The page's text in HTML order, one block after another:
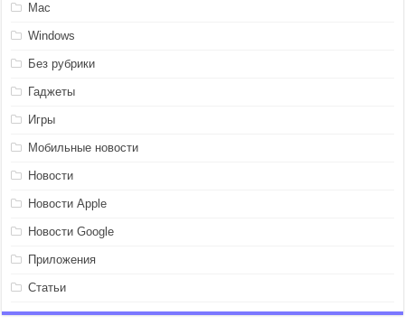
Mac
Windows
Без рубрики
Гаджеты
Игры
Мобильные новости
Новости
Новости Apple
Новости Google
Приложения
Статьи